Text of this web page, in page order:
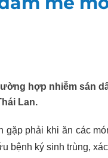
hợp nhiễm sán
Lan.
phải khi ăn các
bệnh ký sinh trùng,